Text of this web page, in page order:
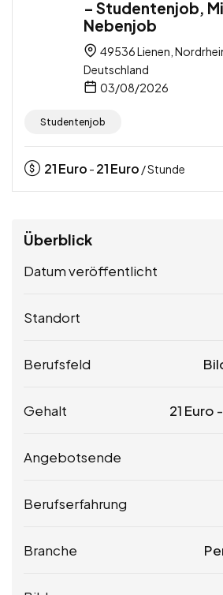
– Studentenjob,
Nebenjob
49536 Lienen,
Deutschland
03/08/2026
Studentenjob
21Euro - 21Euro / Stunde
Überblick
Datum veröffentlicht
Standort
Berufsfeld
Gehalt 21 Euro -
Angebotsende
Berufserfahrung
Branche